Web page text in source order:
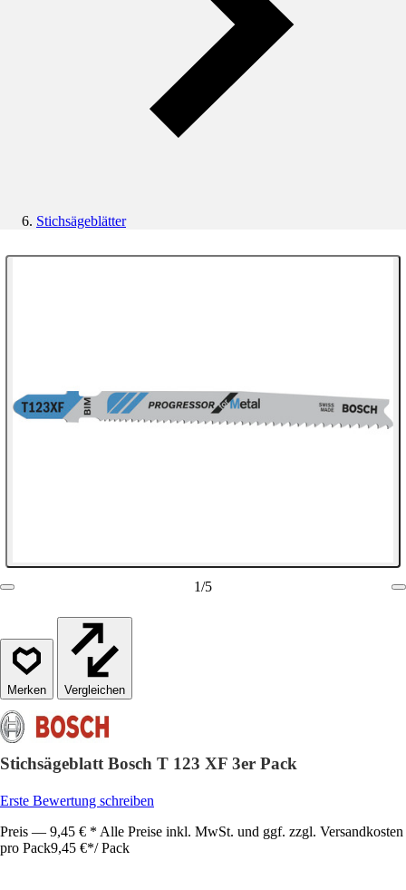
Stichsägeblätter
1/5
Vergleichen
Stichsägeblatt Bosch T 123 XF 3er Pack
Erste Bewertung schreiben
Preis — 9,45 € * Alle Preise inkl. MwSt. und ggf. zzgl. Versandkosten
pro Pack9,45 €*/ Pack